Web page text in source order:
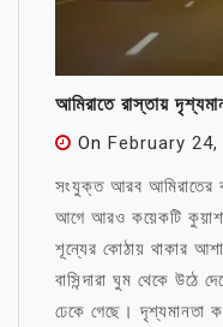
আমিরাতে রাস্তায়
On February 24,
সংযুক্ত আরব আমিরাতের
আগে আরও কয়েকটি
শূন্যের কোঠায় থাকার
বাসিন্দারা ঘুম থেকে উঠে
ঢেকে গেছে। দৃশ্যমানতা